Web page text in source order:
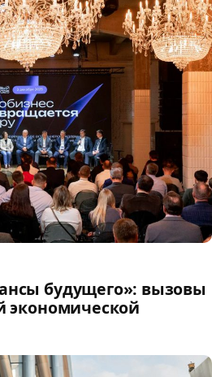
будущего»: вызовы
экономической